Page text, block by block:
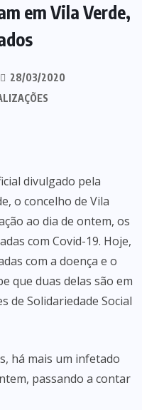
em Vila Verde,
28/03/2020
divulgado pela
o concelho de Vila
ao dia de ontem, os
com Covid-19. Hoje,
com a doença e o
que duas delas são em
de Solidariedade Social
há mais um infetado
passando a contar